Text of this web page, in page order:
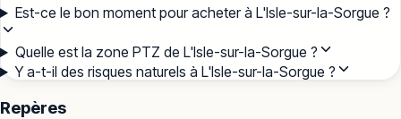
Est-ce le bon moment pour acheter à L'Isle-sur-la-Sorgue ?
Quelle est la zone PTZ de L'Isle-sur-la-Sorgue ?
Y a-t-il des risques naturels à L'Isle-sur-la-Sorgue ?
Repères